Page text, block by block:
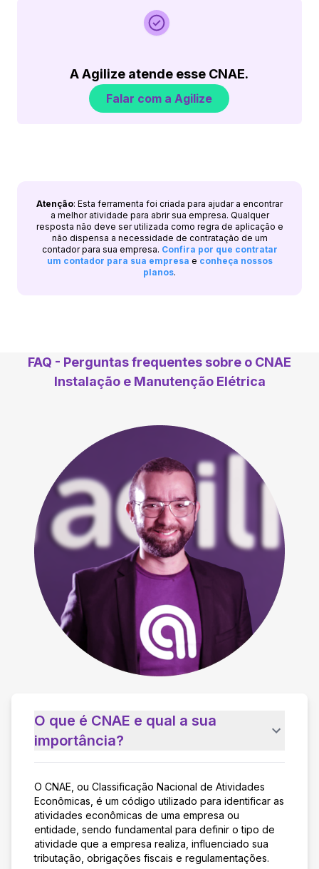
A Agilize atende esse CNAE.
Falar com a Agilize
Atenção: Esta ferramenta foi criada para ajudar a encontrar
a melhor atividade para abrir sua empresa. Qualquer
resposta não deve ser utilizada como regra de aplicação e
não dispensa a necessidade de contratação de um
contador para sua empresa. Confira por que contratar
um contador para sua empresa e conheça nossos
planos.
FAQ - Perguntas frequentes sobre o CNAE
Instalação e Manutenção Elétrica
O que é CNAE e qual a sua
importância?
O CNAE, ou Classificação Nacional de Atividades
Econômicas, é um código utilizado para identificar as
atividades econômicas de uma empresa ou
entidade, sendo fundamental para definir o tipo de
atividade que a empresa realiza, influenciado sua
tributação, obrigações fiscais e regulamentações.